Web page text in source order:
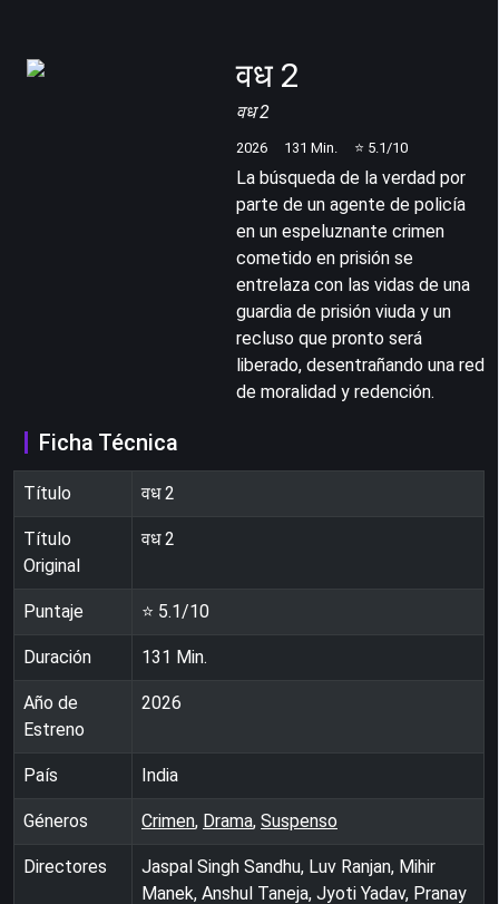
वध 2
वध 2
2026 131 Min. ⭐ 5.1 /10
La búsqueda de la verdad por
parte de un agente de policía
en un espeluznante crimen
cometido en prisión se
entrelaza con las vidas de una
guardia de prisión viuda y un
recluso que pronto será
liberado, desentrañando una red
de moralidad y redención.
Ficha Técnica
Título वध 2
Título
Original
वध 2
Puntaje ⭐ 5.1/10
Duración 131 Min.
Año de
Estreno
2026
País India
Géneros Crimen, Drama, Suspenso
Directores
Jaspal Singh Sandhu, Luv Ranjan, Mihir
Manek, Anshul Taneja, Jyoti Yadav, Pranay